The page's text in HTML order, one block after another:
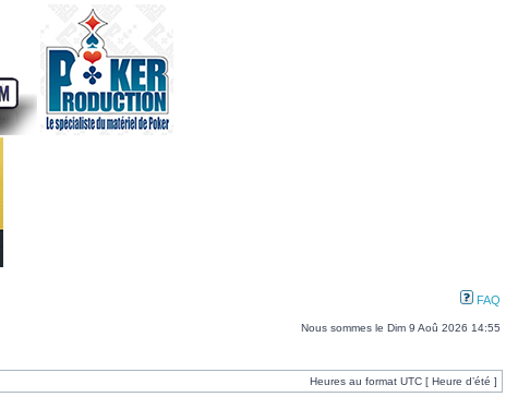
FAQ
Nous sommes le Dim 9 Aoû 2026 14:55
Heures au format UTC [ Heure d’été ]